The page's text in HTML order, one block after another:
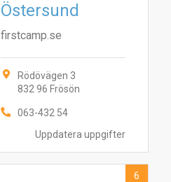
Uppdatera uppgifter
Östersund
firstcamp.se
Rödövägen 3
832 96 Frösön
063-432 54
6